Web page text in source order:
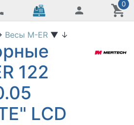
0
Весы M-ER ▼ ↓
122
LСD